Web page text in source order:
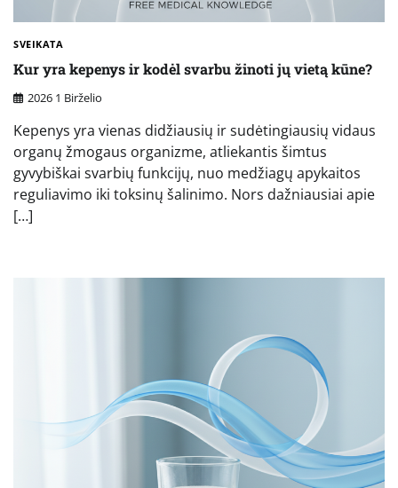
SVEIKATA
Kur yra kepenys ir kodėl svarbu žinoti jų vietą kūne?
2026 1 Birželio
Kepenys yra vienas didžiausių ir sudėtingiausių vidaus
organų žmogaus organizme, atliekantis šimtus
gyvybiškai svarbių funkcijų, nuo medžiagų apykaitos
reguliavimo iki toksinų šalinimo. Nors dažniausiai apie
[…]